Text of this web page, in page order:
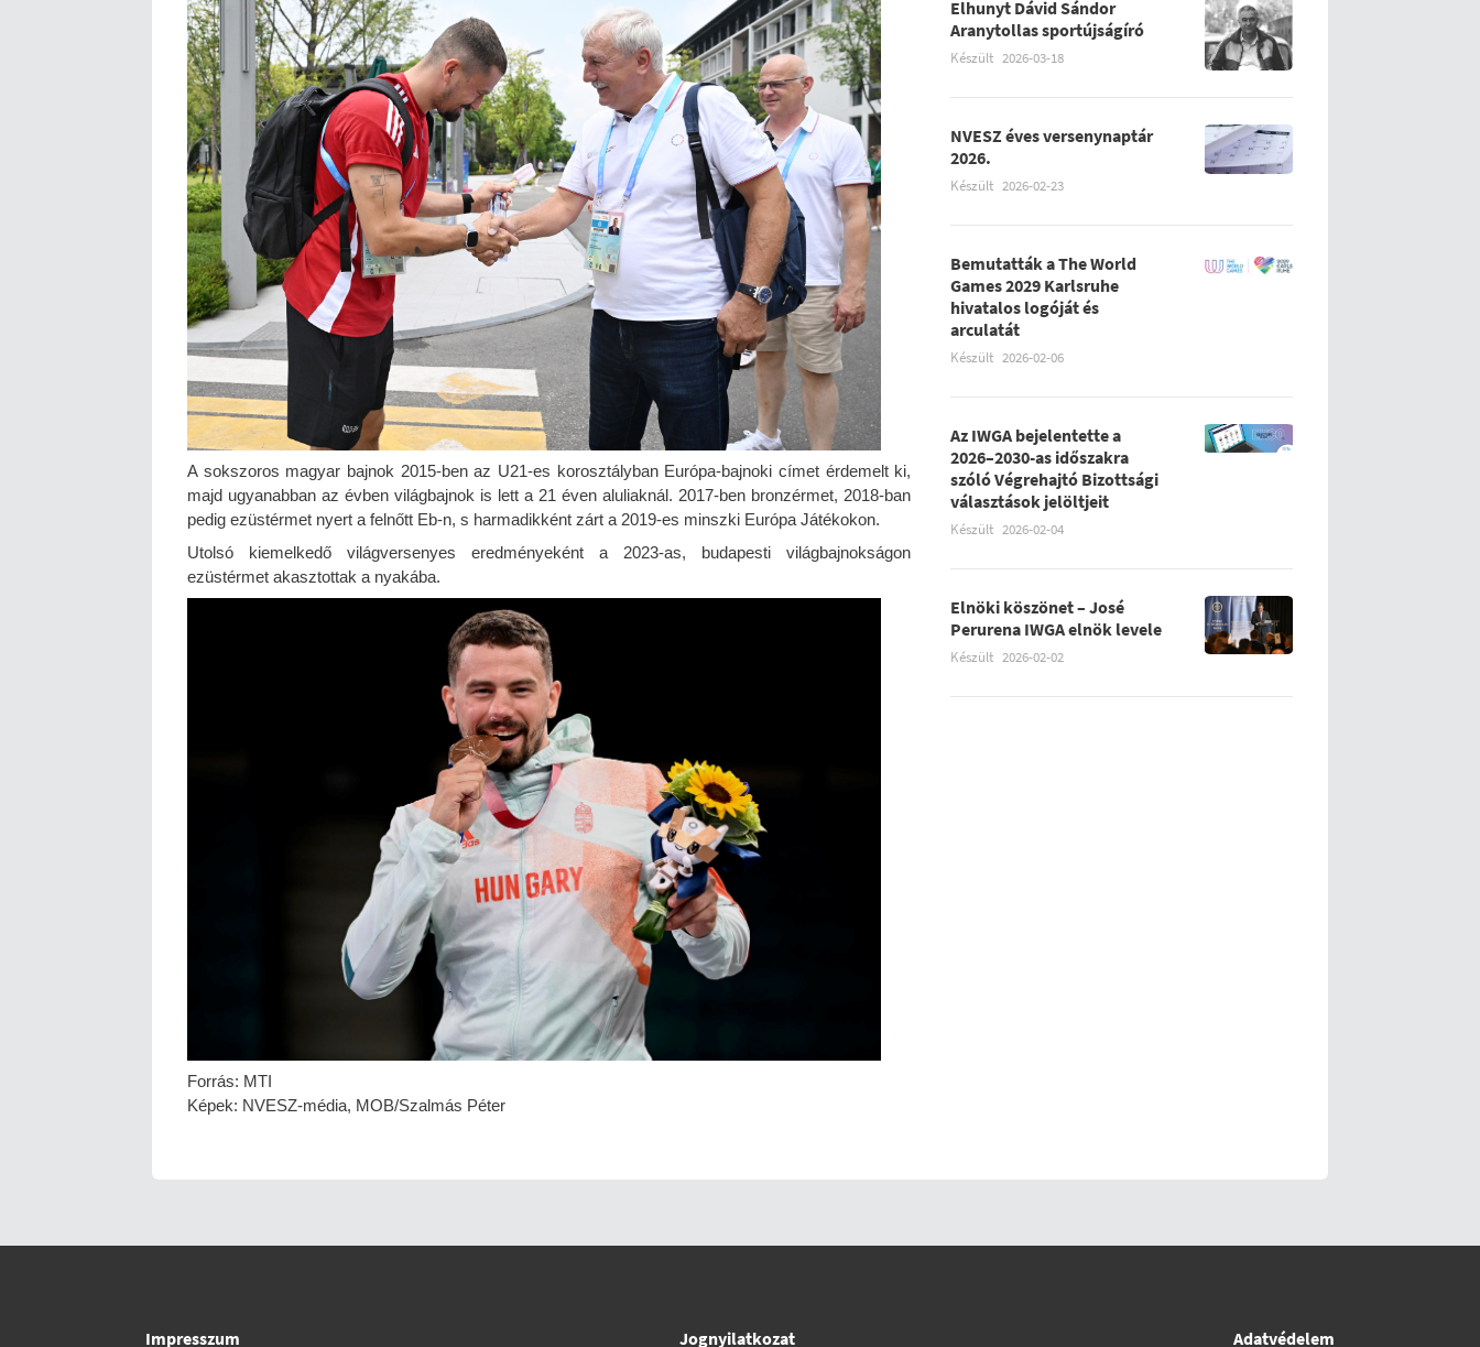
A sokszoros magyar bajnok 2015-ben az U21-es korosztályban Európa-bajnoki címet érdemelt ki,
majd ugyanabban az évben világbajnok is lett a 21 éven aluliaknál. 2017-ben bronzérmet, 2018-ban
pedig ezüstérmet nyert a felnőtt Eb-n, s harmadikként zárt a 2019-es minszki Európa Játékokon.
Utolsó kiemelkedő világversenyes eredményeként a 2023-as, budapesti világbajnokságon
ezüstérmet akasztottak a nyakába.
Forrás: MTI
Képek: NVESZ-média, MOB/Szalmás Péter
Elhunyt Dávid Sándor
Aranytollas sportújságíró
Készült 2026-03-18
NVESZ éves versenynaptár
2026.
Készült 2026-02-23
Bemutatták a The World
Games 2029 Karlsruhe
hivatalos logóját és
arculatát
Készült 2026-02-06
Az IWGA bejelentette a
2026–2030-as időszakra
szóló Végrehajtó Bizottsági
választások jelöltjeit
Készült 2026-02-04
Elnöki köszönet – José
Perurena IWGA elnök levele
Készült 2026-02-02
Impresszum Jognyilatkozat Adatvédelem